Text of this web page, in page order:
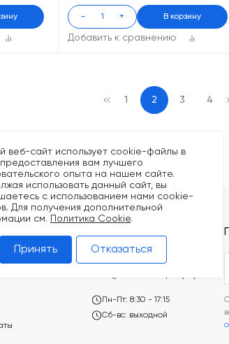
Добавить к сравнению
- + В корзину
1 2 3 4
Пн-Пт: 8:30 - 17:15
Сб-вс: выходной
веб-сайт использует cookie-файлы в
вам лучшего
опыта на нашем сайте.
использовать данный сайт, вы
с использованием нами cookie-
Для получения дополнительной
см.
Политика Cookie.
Принять Отказаться